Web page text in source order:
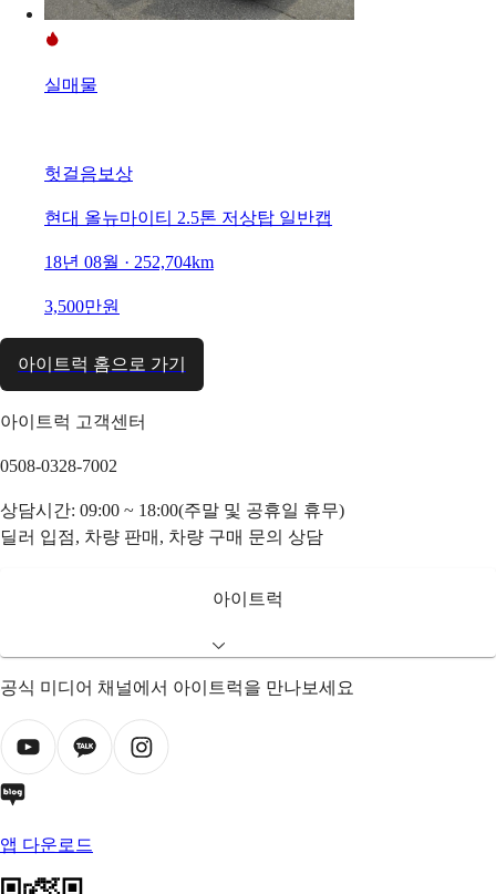
실매물
헛걸음보상
현대 올뉴마이티 2.5톤 저상탑 일반캡
18년 08월 · 252,704km
3,500만원
아이트럭 홈으로 가기
아이트럭 고객센터
0508-0328-7002
상담시간: 09:00 ~ 18:00(주말 및 공휴일 휴무)
딜러 입점, 차량 판매, 차량 구매 문의 상담
아이트럭
공식 미디어 채널에서 아이트럭을 만나보세요
앱 다운로드